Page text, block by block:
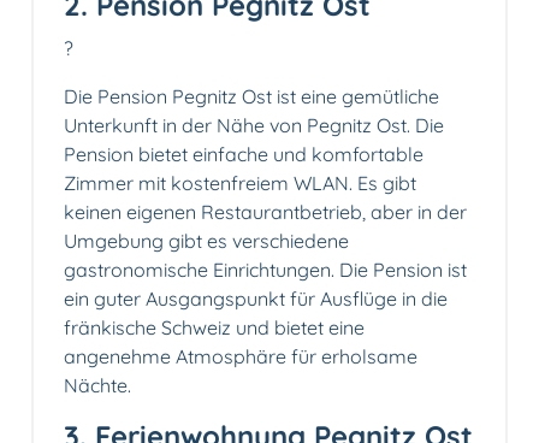
?️
Die Pension Pegnitz Ost ist eine gemütliche
Unterkunft in der Nähe von Pegnitz Ost. Die
Pension bietet einfache und komfortable
Zimmer mit kostenfreiem WLAN. Es gibt
keinen eigenen Restaurantbetrieb, aber in der
Umgebung gibt es verschiedene
gastronomische Einrichtungen. Die Pension ist
ein guter Ausgangspunkt für Ausflüge in die
fränkische Schweiz und bietet eine
angenehme Atmosphäre für erholsame
Nächte.
3. Ferienwohnung Pegnitz Ost